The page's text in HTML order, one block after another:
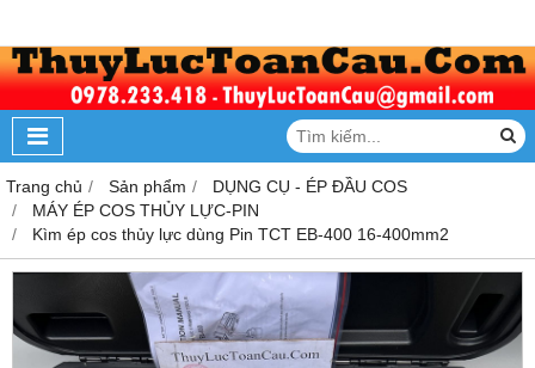
Trang chủ Sản phẩm
DỤNG CỤ - ÉP ĐẦU COS
MÁY ÉP COS THỦY LỰC-PIN
Kìm ép cos thủy lực dùng Pin TCT EB-400 16-400mm2